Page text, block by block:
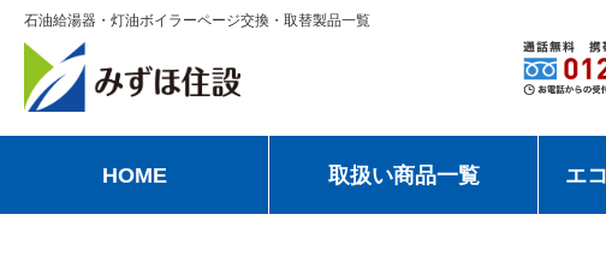
石油給湯器・灯油ボイラーページ交換・取替製品一覧
HOME 取扱い商品一覧 エ